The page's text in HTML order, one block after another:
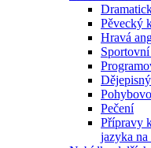
Pěvecký
Hravá
Pečení
Přípravy
jazyka na